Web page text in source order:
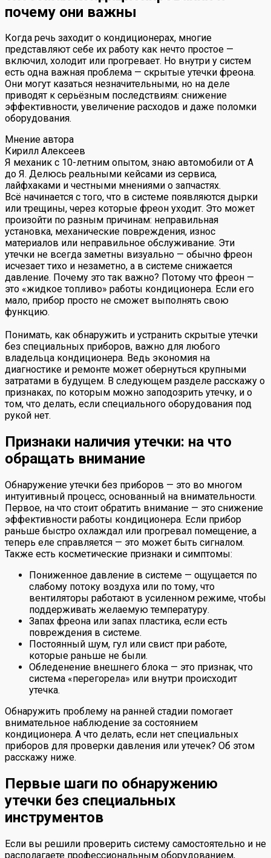
почему они важны
Когда речь заходит о кондиционерах, многие
представляют себе их работу как нечто простое —
включил, холодит или прогревает. Но внутри у систем
есть одна важная проблема — скрытые утечки фреона.
Они могут казаться незначительными, но на деле
приводят к серьёзным последствиям: снижение
эффективности, увеличение расходов и даже поломки
оборудования.
Мнение автора
Кирилл Алексеев
Я механик с 10-летним опытом, знаю автомобили от А
до Я. Делюсь реальными кейсами из сервиса,
лайфхаками и честными мнениями о запчастях.
Всё начинается с того, что в системе появляются дырки
или трещины, через которые фреон уходит. Это может
произойти по разным причинам: неправильная
установка, механические повреждения, износ
материалов или неправильное обслуживание. Эти
утечки не всегда заметны визуально — обычно фреон
исчезает тихо и незаметно, а в системе снижается
давление. Почему это так важно? Потому что фреон —
это «жидкое топливо» работы кондиционера. Если его
мало, прибор просто не сможет выполнять свою
функцию.
Понимать, как обнаружить и устранить скрытые утечки
без специальных приборов, важно для любого
владельца кондиционера. Ведь экономия на
диагностике и ремонте может обернуться крупными
затратами в будущем. В следующем разделе расскажу о
признаках, по которым можно заподозрить утечку, и о
том, что делать, если специального оборудования под
рукой нет.
Признаки наличия утечки: на что
обращать внимание
Обнаружение утечки без приборов — это во многом
интуитивный процесс, основанный на внимательности.
Первое, на что стоит обратить внимание — это снижение
эффективности работы кондиционера. Если прибор
раньше быстро охлаждал или прогревал помещение, а
теперь еле справляется — это может быть сигналом.
Также есть косметические признаки и симптомы:
Пониженное давление в системе — ощущается по
слабому потоку воздуха или по тому, что
вентиляторы работают в усиленном режиме, чтобы
поддерживать желаемую температуру.
Запах фреона или запах пластика, если есть
повреждения в системе.
Постоянный шум, гул или свист при работе,
которые раньше не были.
Обледенение внешнего блока — это признак, что
система «перегорела» или внутри происходит
утечка.
Обнаружить проблему на ранней стадии помогает
внимательное наблюдение за состоянием
кондиционера. А что делать, если нет специальных
приборов для проверки давления или утечек? Об этом
расскажу ниже.
Первые шаги по обнаружению
утечки без специальных
инструментов
Если вы решили проверить систему самостоятельно и не
располагаете профессиональным оборудованием,